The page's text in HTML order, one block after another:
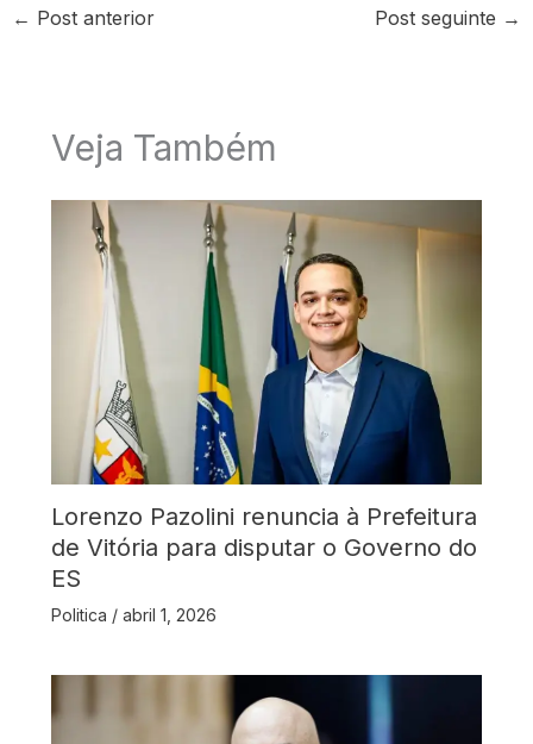
← Post anterior Post seguinte →
Veja Também
Lorenzo Pazolini renuncia à Prefeitura
de Vitória para disputar o Governo do
ES
Politica / abril 1, 2026